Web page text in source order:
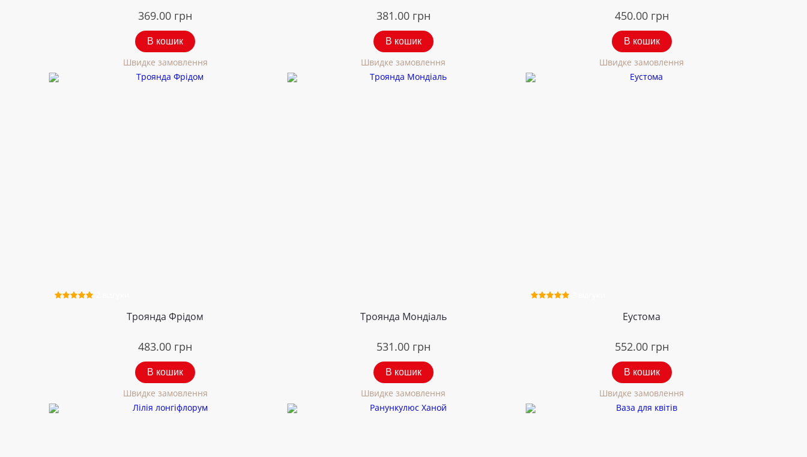
369.00 грн
В кошик
Швидке замовлення
381.00 грн
В кошик
Швидке замовлення
450.00 грн
В кошик
Швидке замовлення
Троянда Фрідом
483.00 грн
В кошик
Швидке замовлення
Троянда Мондіаль
531.00 грн
В кошик
Швидке замовлення
Еустома
552.00 грн
В кошик
Швидке замовлення